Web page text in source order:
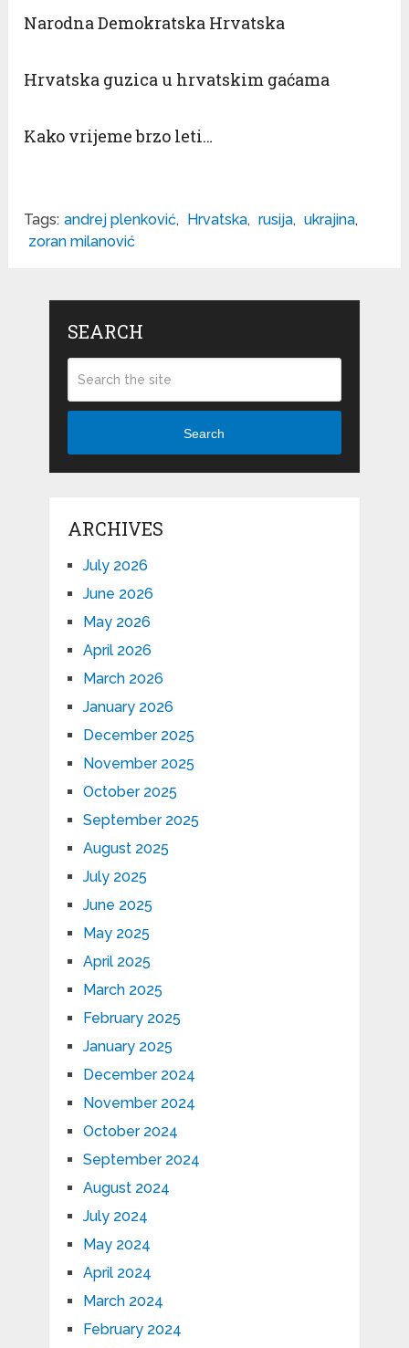
Narodna Demokratska Hrvatska
Hrvatska guzica u hrvatskim gaćama
Kako vrijeme brzo leti…
Tags: andrej plenković, Hrvatska, rusija, ukrajina,
zoran milanović
SEARCH
Search
ARCHIVES
July 2026
June 2026
May 2026
April 2026
March 2026
January 2026
December 2025
November 2025
October 2025
September 2025
August 2025
July 2025
June 2025
May 2025
April 2025
March 2025
February 2025
January 2025
December 2024
November 2024
October 2024
September 2024
August 2024
July 2024
May 2024
April 2024
March 2024
February 2024